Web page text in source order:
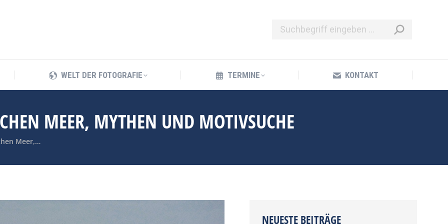
WELT DER FOTOGRAFIE TERMINE KONTAKT
MEER, MYTHEN UND MOTIVSUCHE
Meer,…
NEUESTE BEITRÄGE